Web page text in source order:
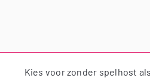
Kies voor zonder spelhost